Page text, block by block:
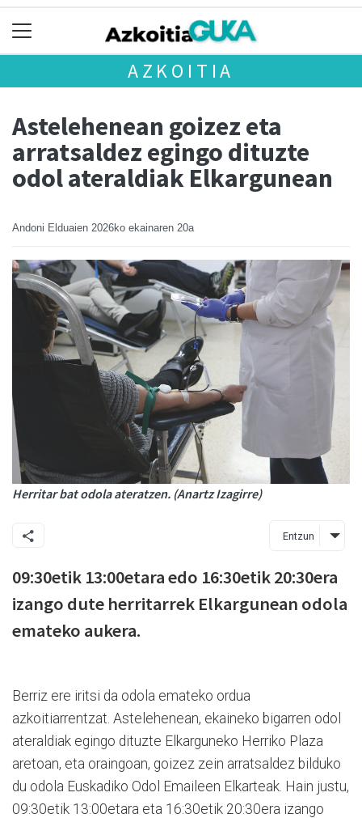
AZKOITIA
Astelehenean goizez eta
arratsaldez egingo dituzte
odol ateraldiak Elkargunean
Andoni Elduaien 2026ko ekainaren 20a
Herritar bat odola ateratzen. (Anartz Izagirre)
Entzun
09:30etik 13:00etara edo 16:30etik 20:30era
izango dute herritarrek Elkargunean odola
emateko aukera.
Berriz ere iritsi da odola emateko ordua
azkoitiarrentzat. Astelehenean, ekaineko bigarren odol
ateraldiak egingo dituzte Elkarguneko Herriko Plaza
aretoan, eta oraingoan, goizez zein arratsaldez bilduko
du odola Euskadiko Odol Emaileen Elkarteak. Hain justu,
09:30etik 13:00etara eta 16:30etik 20:30era izango